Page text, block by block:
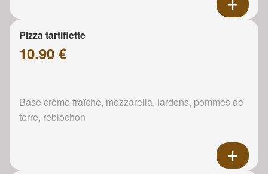
Pizza tartiflette
10.90 €
Base crème fraîche, mozzarella, lardons, pommes de
terre, reblochon